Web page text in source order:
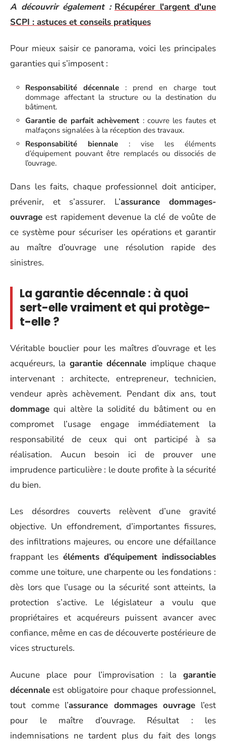
A découvrir également : Récupérer l'argent d'une
SCPI : astuces et conseils pratiques
Pour mieux saisir ce panorama, voici les principales
garanties qui s’imposent :
Responsabilité décennale : prend en charge tout
dommage affectant la structure ou la destination du
bâtiment.
Garantie de parfait achèvement : couvre les fautes et
malfaçons signalées à la réception des travaux.
Responsabilité biennale : vise les éléments
d’équipement pouvant être remplacés ou dissociés de
l’ouvrage.
Dans les faits, chaque professionnel doit anticiper,
prévenir, et s’assurer. L’assurance dommages-
ouvrage est rapidement devenue la clé de voûte de
ce système pour sécuriser les opérations et garantir
au maître d’ouvrage une résolution rapide des
sinistres.
La garantie décennale : à quoi
sert-elle vraiment et qui protège-
t-elle ?
Véritable bouclier pour les maîtres d’ouvrage et les
acquéreurs, la garantie décennale implique chaque
intervenant : architecte, entrepreneur, technicien,
vendeur après achèvement. Pendant dix ans, tout
dommage qui altère la solidité du bâtiment ou en
compromet l’usage engage immédiatement la
responsabilité de ceux qui ont participé à sa
réalisation. Aucun besoin ici de prouver une
imprudence particulière : le doute profite à la sécurité
du bien.
Les désordres couverts relèvent d’une gravité
objective. Un effondrement, d’importantes fissures,
des infiltrations majeures, ou encore une défaillance
frappant les éléments d’équipement indissociables
comme une toiture, une charpente ou les fondations :
dès lors que l’usage ou la sécurité sont atteints, la
protection s’active. Le législateur a voulu que
propriétaires et acquéreurs puissent avancer avec
confiance, même en cas de découverte postérieure de
vices structurels.
Aucune place pour l’improvisation : la garantie
décennale est obligatoire pour chaque professionnel,
tout comme l’assurance dommages ouvrage l’est
pour le maître d’ouvrage. Résultat : les
indemnisations ne tardent plus du fait des longs